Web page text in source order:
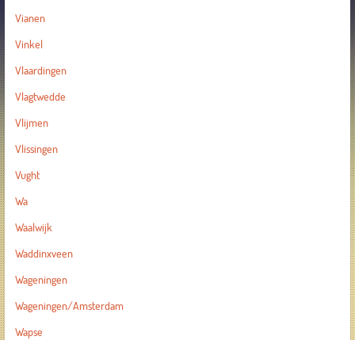
Vianen
Vinkel
Vlaardingen
Vlagtwedde
Vlijmen
Vlissingen
Vught
Wa
Waalwijk
Waddinxveen
Wageningen
Wageningen/Amsterdam
Wapse